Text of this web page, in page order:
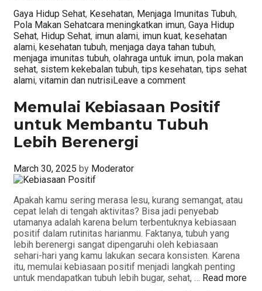
Categories
Gaya Hidup Sehat, Kesehatan, Menjaga Imunitas Tubuh,
Pola Makan SehatTags
cara meningkatkan imun, Gaya Hidup
Sehat, Hidup Sehat, imun alami, imun kuat, kesehatan
alami, kesehatan tubuh, menjaga daya tahan tubuh,
menjaga imunitas tubuh, olahraga untuk imun, pola makan
sehat, sistem kekebalan tubuh, tips kesehatan, tips sehat
alami, vitamin dan nutrisiLeave a comment
Memulai Kebiasaan Positif
untuk Membantu Tubuh
Lebih Berenergi
March 30, 2025 by Moderator
Apakah kamu sering merasa lesu, kurang semangat, atau
cepat lelah di tengah aktivitas? Bisa jadi penyebab
utamanya adalah karena belum terbentuknya kebiasaan
positif dalam rutinitas harianmu. Faktanya, tubuh yang
lebih berenergi sangat dipengaruhi oleh kebiasaan
sehari-hari yang kamu lakukan secara konsisten. Karena
itu, memulai kebiasaan positif menjadi langkah penting
untuk mendapatkan tubuh lebih bugar, sehat, … Read more